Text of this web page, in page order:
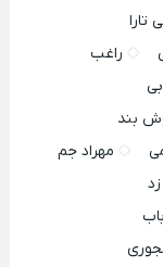
تارا
راغب
بند
مهراد جم